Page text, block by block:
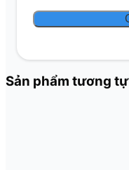
Sản phẩm tương tự